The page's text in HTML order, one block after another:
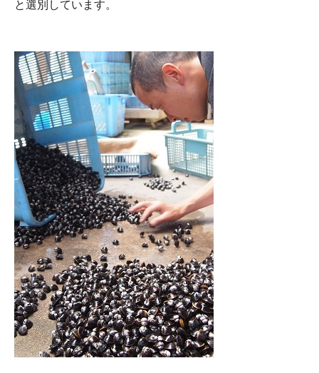
と選別しています。